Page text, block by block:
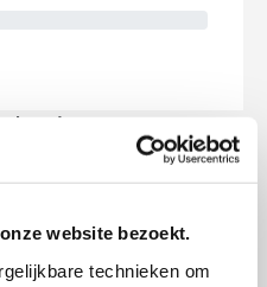
website bezoekt.
technieken om
badges